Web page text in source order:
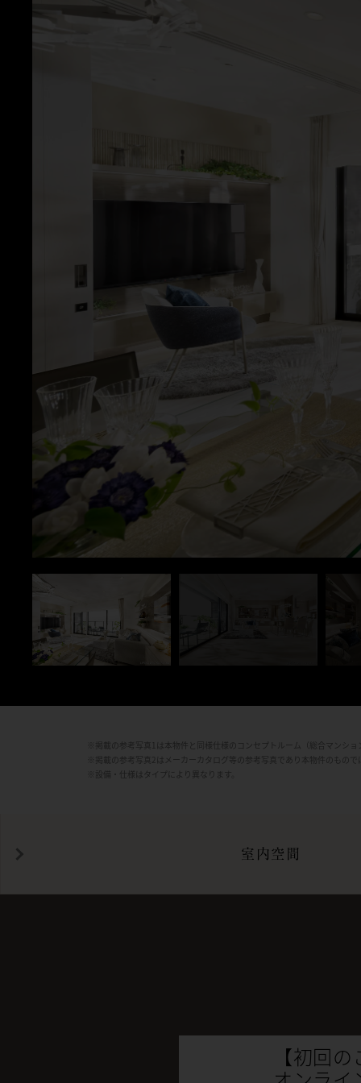
※掲載の参考写真1は本物件と同様仕様のコンセプトルーム（総合マンシ
※掲載の参考写真2はメーカーカタログ等の参考写真であり本物件のもので
※設備・仕様はタイプにより異なります。
室内空間
【初回の